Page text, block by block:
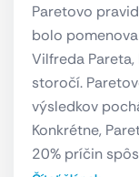
Paretovo
bolo
Vilfreda
storočí.
výsledkov
Konkrétne,
20% príčin